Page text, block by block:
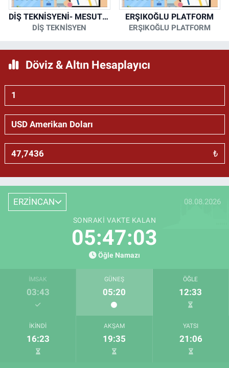
DİŞ TEKNİSYENİ- MESUT KORKMAZ
DİŞ TEKNİSYEN
ERŞIKOĞLU PLATFORM
ERŞIKOĞLU PLATFORM
Döviz & Altın Hesaplayıcı
₺
ERZİNCAN 08.08.2026
SONRAKI VAKTE KALAN
05:47:03
Öğle Namazı
İMSAK
03:43
GÜNEŞ
05:20
ÖĞLE
12:33
İKINDI
16:23
AKŞAM
19:35
YATSI
21:06